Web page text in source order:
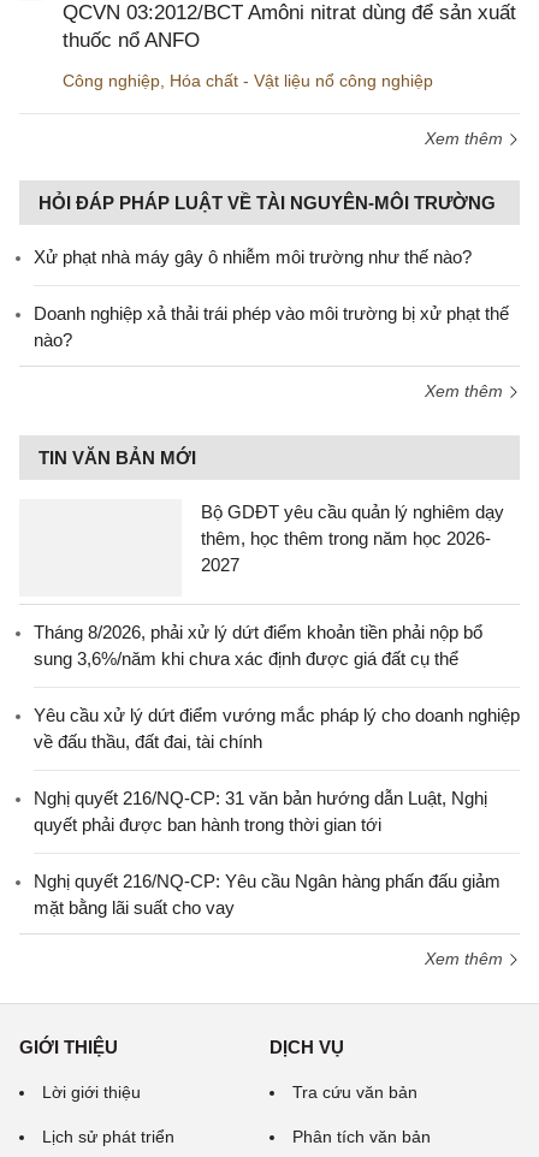
QCVN 03:2012/BCT Amôni nitrat dùng để sản xuất
thuốc nổ ANFO
Công nghiệp Hóa chất - Vật liệu nổ công nghiệp
Xem thêm
HỎI ĐÁP PHÁP LUẬT VỀ TÀI NGUYÊN-MÔI TRƯỜNG
Xử phạt nhà máy gây ô nhiễm môi trường như thế nào?
Doanh nghiệp xả thải trái phép vào môi trường bị xử phạt thế
nào?
Xem thêm
TIN VĂN BẢN MỚI
Bộ GDĐT yêu cầu quản lý nghiêm dạy
thêm, học thêm trong năm học 2026-
2027
Tháng 8/2026, phải xử lý dứt điểm khoản tiền phải nộp bổ
sung 3,6%/năm khi chưa xác định được giá đất cụ thể
Yêu cầu xử lý dứt điểm vướng mắc pháp lý cho doanh nghiệp
về đấu thầu, đất đai, tài chính
Nghị quyết 216/NQ-CP: 31 văn bản hướng dẫn Luật, Nghị
quyết phải được ban hành trong thời gian tới
Nghị quyết 216/NQ-CP: Yêu cầu Ngân hàng phấn đấu giảm
mặt bằng lãi suất cho vay
Xem thêm
GIỚI THIỆU
Lời giới thiệu
Lịch sử phát triển
DỊCH VỤ
Tra cứu văn bản
Phân tích văn bản